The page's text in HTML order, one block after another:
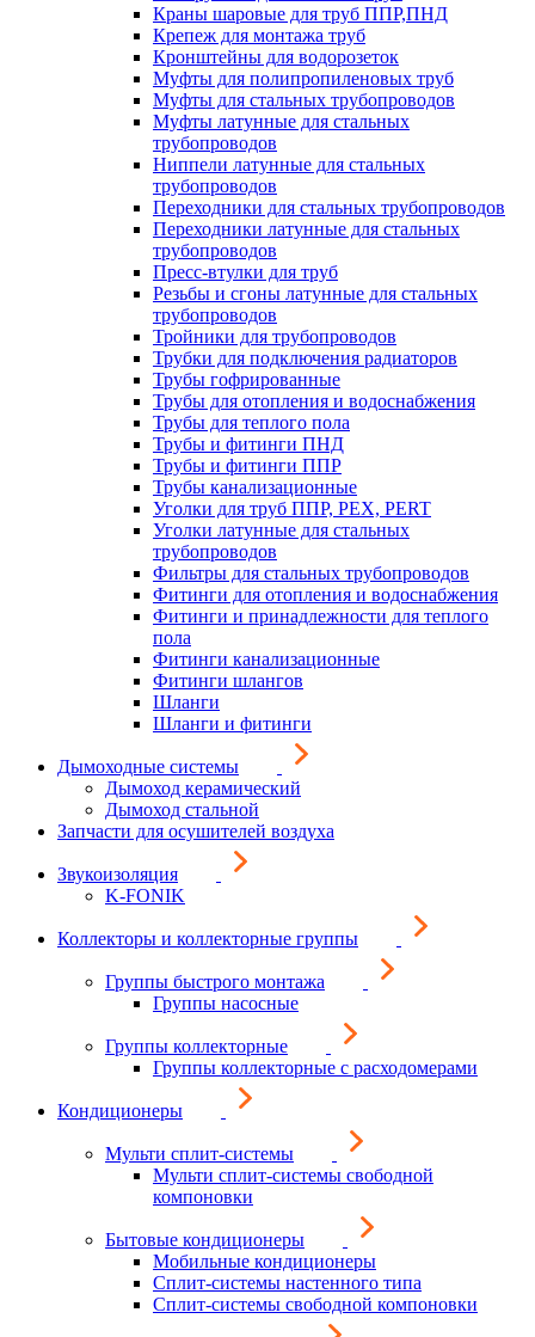
Краны шаровые для труб ППР,ПНД
Крепеж для монтажа труб
Кронштейны для водорозеток
Муфты для полипропиленовых труб
Муфты для стальных трубопроводов
Муфты латунные для стальных
трубопроводов
Ниппели латунные для стальных
трубопроводов
Переходники для стальных трубопроводов
Переходники латунные для стальных
трубопроводов
Пресс-втулки для труб
Резьбы и сгоны латунные для стальных
трубопроводов
Тройники для трубопроводов
Трубки для подключения радиаторов
Трубы гофрированные
Трубы для отопления и водоснабжения
Трубы для теплого пола
Трубы и фитинги ПНД
Трубы и фитинги ППР
Трубы канализационные
Уголки для труб ППР, PEX, PERT
Уголки латунные для стальных
трубопроводов
Фильтры для стальных трубопроводов
Фитинги для отопления и водоснабжения
Фитинги и принадлежности для теплого
пола
Фитинги канализационные
Фитинги шлангов
Шланги
Шланги и фитинги
Дымоходные системы
Дымоход керамический
Дымоход стальной
Запчасти для осушителей воздуха
Звукоизоляция
K-FONIK
Коллекторы и коллекторные группы
Группы быстрого монтажа
Группы насосные
Группы коллекторные
Группы коллекторные с расходомерами
Кондиционеры
Мульти сплит-системы
Мульти сплит-системы свободной
компоновки
Бытовые кондиционеры
Мобильные кондиционеры
Сплит-системы настенного типа
Сплит-системы свободной компоновки